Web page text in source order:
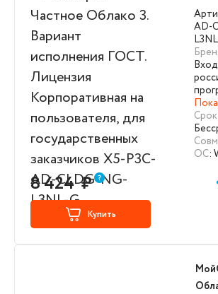
AD-
AD-
ОС:
8 424 ₽
Купить